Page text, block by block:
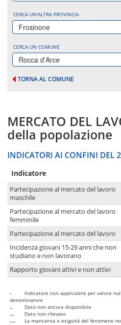
CERCA UN'ALTRA PROVINCIA
Frosinone
CERCA UN COMUNE
Rocca d'Arce
TORNA AL COMUNE
MERCATO DEL
della popolazione
INDICATORI AI CONFINI DEL
Indicatore
Partecipazione al mercato del lavoro
maschile
Partecipazione al mercato del lavoro
femminile
Partecipazione al mercato del lavoro
Incidenza giovani 15-29 anni che non
studiano e non lavorano
Rapporto giovani attivi e non attivi
-
Indicatore non applicabile per valore
denominatore
..
Dato non ancora disponibile
...
Dato non rilevato
....
La mancanza o esiguità del fenomeno